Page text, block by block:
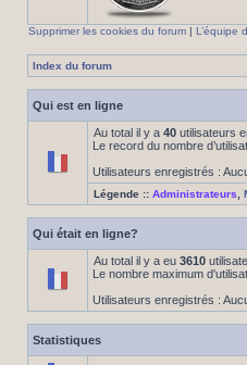
Supprimer les cookies du forum | L’équipe
Index du forum
Qui est en ligne
Au total il y a 40 utilisateurs
Le record du nombre
Utilisateurs enregistrés :
Légende :: Administrateurs
Qui était en ligne?
Au total il y a eu 3610
Le nombre maximum
Utilisateurs enregistrés :
Statistiques